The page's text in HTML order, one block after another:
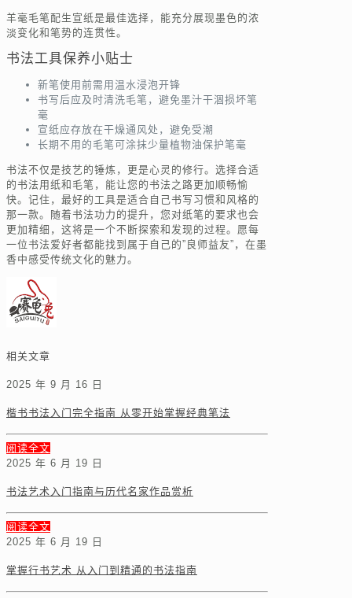
羊毫毛笔配生宣纸是最佳选择，能充分展现墨色的浓
淡变化和笔势的连贯性。
书法工具保养小贴士
新笔使用前需用温水浸泡开锋
书写后应及时清洗毛笔，避免墨汁干涸损坏笔
毫
宣纸应存放在干燥通风处，避免受潮
长期不用的毛笔可涂抹少量植物油保护笔毫
书法不仅是技艺的锤炼，更是心灵的修行。选择合适
的书法用纸和毛笔，能让您的书法之路更加顺畅愉
快。记住，最好的工具是适合自己书写习惯和风格的
那一款。随着书法功力的提升，您对纸笔的要求也会
更加精细，这将是一个不断探索和发现的过程。愿每
一位书法爱好者都能找到属于自己的”良师益友”，在墨
香中感受传统文化的魅力。
相关文章
2025 年 9 月 16 日
楷书书法入门完全指南 从零开始掌握经典笔法
阅读全文
2025 年 6 月 19 日
书法艺术入门指南与历代名家作品赏析
阅读全文
2025 年 6 月 19 日
掌握行书艺术 从入门到精通的书法指南